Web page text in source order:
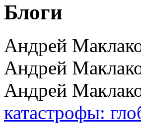
Блоги
Андрей
Андрей
Андрей
катастрофы: